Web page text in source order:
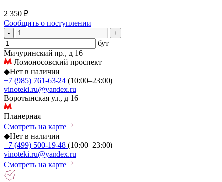
2 350 ₽
Сообщить о поступлении
- +
бут
Мичуринский пр., д 16
Ломоносовский проспект
◆Нет в наличии
+7 (985) 761-63-24 (10:00–23:00)
vinoteki.ru@yandex.ru
Воротынская ул., д 16
Планерная
Смотреть на карте
◆Нет в наличии
+7 (499) 500-19-48 (10:00–23:00)
vinoteki.ru@yandex.ru
Смотреть на карте